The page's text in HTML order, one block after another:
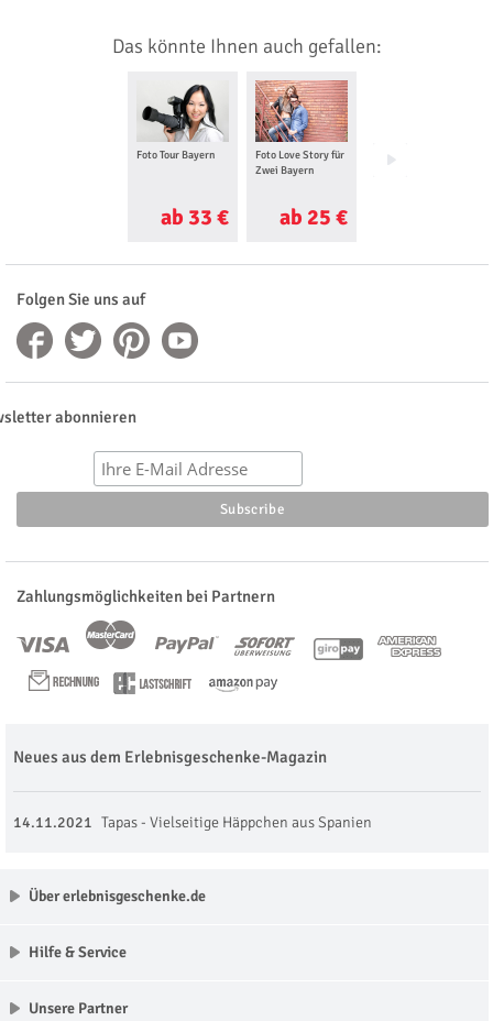
Das könnte Ihnen auch gefallen:
Foto Tour Bayern
ab 33 €
Foto Love Story für
Zwei Bayern
ab 25 €
Rikscha Tour
Folgen Sie uns auf
abonnieren
Zahlungsmöglichkeiten bei Partnern
Neues aus dem Erlebnisgeschenke-Magazin
14.11.2021 Tapas - Vielseitige Häppchen aus Spanien
Über erlebnisgeschenke.de
Hilfe & Service
Unsere Partner